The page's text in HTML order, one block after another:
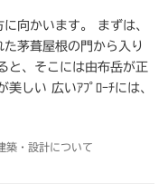
向かいます。 まずは、
茅葺屋根の門から入り
と、そこには由布岳が正
しい 広いｱﾌﾟﾛｰﾁには、
築・設計について